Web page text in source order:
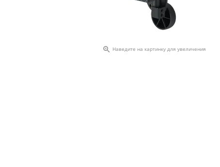
 Наведите на картинку для увеличения